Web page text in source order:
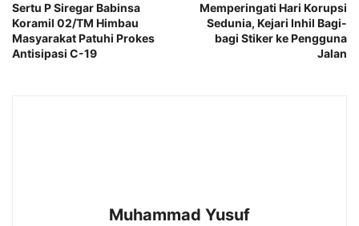
Sertu P Siregar Babinsa
Koramil 02/TM Himbau
Masyarakat Patuhi Prokes
Antisipasi C-19
Memperingati Hari Korupsi
Sedunia, Kejari Inhil Bagi-
bagi Stiker ke Pengguna
Jalan
Muhammad Yusuf